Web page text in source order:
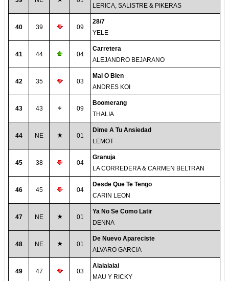
LERICA, SALISTRE & PIKERAS
40 39 09
28/7
YELE
41 44 04
Carretera
ALEJANDRO BEJARANO
42 35 03
Mal O Bien
ANDRES KOI
43 43 09
Boomerang
THALIA
44 NE 01
Dime A Tu Ansiedad
LEMOT
45 38 04
Granuja
LA CORREDERA & CARMEN BELTRAN
46 45 04
Desde Que Te Tengo
CARIN LEON
47 NE 01
Ya No Se Como Latir
DENNA
48 NE 01
De Nuevo Apareciste
ALVARO GARCIA
49 47 03
Aiaiaiaiai
MAU Y RICKY